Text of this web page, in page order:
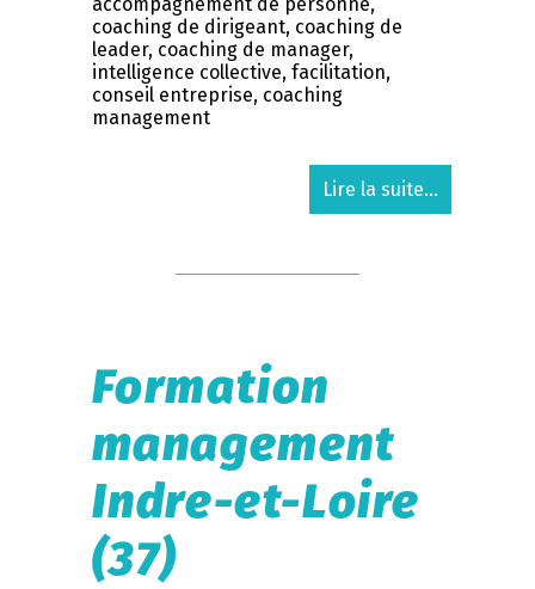
coaching de dirigeant, coaching de
leader, coaching de manager,
intelligence collective, facilitation,
conseil entreprise, coaching
management
Lire la suite...
Formation
management
Indre-et-Loire
(37)